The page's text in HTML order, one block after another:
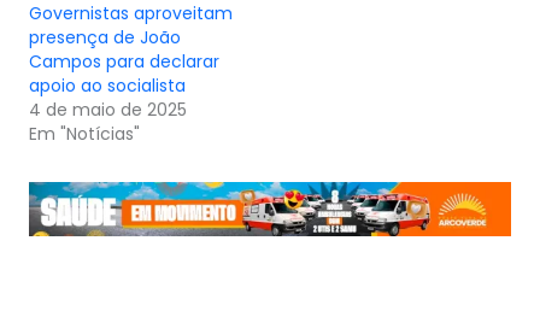
Governistas aproveitam
presença de João
Campos para declarar
apoio ao socialista
4 de maio de 2025
Em "Notícias"